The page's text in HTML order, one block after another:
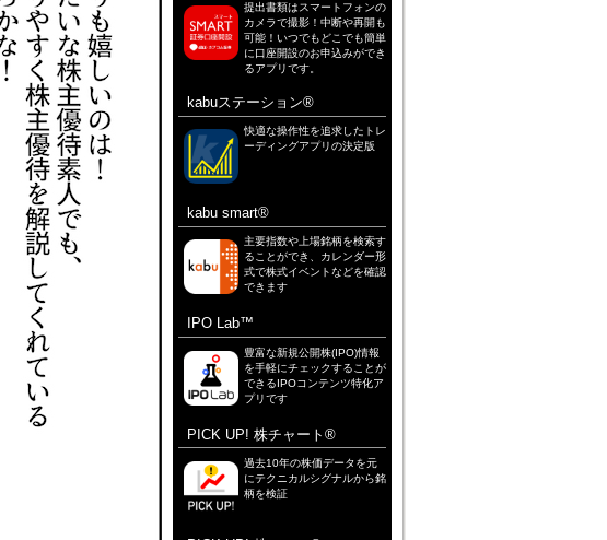
提出書類はスマートフォンの
カメラで撮影！中断や再開も
可能！いつでもどこでも簡単
に口座開設のお申込みができ
るアプリです。
kabuステーション®
快適な操作性を追求したトレ
ーディングアプリの決定版
kabu smart®
主要指数や上場銘柄を検索す
ることができ、カレンダー形
式で株式イベントなどを確認
できます
IPO Lab™
豊富な新規公開株(IPO)情報
を手軽にチェックすることが
できるIPOコンテンツ特化ア
プリです
PICK UP! 株チャート®
過去10年の株価データを元
にテクニカルシグナルから銘
柄を検証